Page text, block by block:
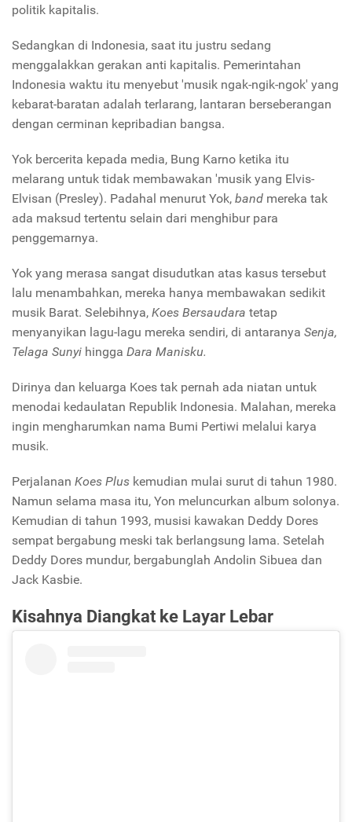
politik kapitalis.
Sedangkan di Indonesia, saat itu justru sedang
menggalakkan gerakan anti kapitalis. Pemerintahan
Indonesia waktu itu menyebut 'musik ngak-ngik-ngok' yang
kebarat-baratan adalah terlarang, lantaran berseberangan
dengan cerminan kepribadian bangsa.
Yok bercerita kepada media, Bung Karno ketika itu
melarang untuk tidak membawakan 'musik yang Elvis-
Elvisan (Presley). Padahal menurut Yok, band mereka tak
ada maksud tertentu selain dari menghibur para
penggemarnya.
Yok yang merasa sangat disudutkan atas kasus tersebut
lalu menambahkan, mereka hanya membawakan sedikit
musik Barat. Selebihnya, Koes Bersaudara tetap
menyanyikan lagu-lagu mereka sendiri, di antaranya Senja,
Telaga Sunyi hingga Dara Manisku.
Dirinya dan keluarga Koes tak pernah ada niatan untuk
menodai kedaulatan Republik Indonesia. Malahan, mereka
ingin mengharumkan nama Bumi Pertiwi melalui karya
musik.
Perjalanan Koes Plus kemudian mulai surut di tahun 1980.
Namun selama masa itu, Yon meluncurkan album solonya.
Kemudian di tahun 1993, musisi kawakan Deddy Dores
sempat bergabung meski tak berlangsung lama. Setelah
Deddy Dores mundur, bergabunglah Andolin Sibuea dan
Jack Kasbie.
Kisahnya Diangkat ke Layar Lebar